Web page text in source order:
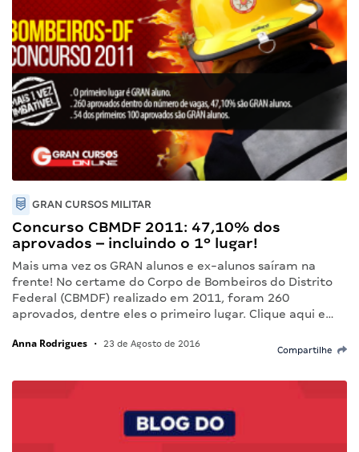
GRAN CURSOS MILITAR
Concurso CBMDF 2011: 47,10% dos
aprovados – incluindo o 1º lugar!
Mais uma vez os GRAN alunos e ex-alunos saíram na
frente! No certame do Corpo de Bombeiros do Distrito
Federal (CBMDF) realizado em 2011, foram 260
aprovados, dentre eles o primeiro lugar. Clique aqui e…
Anna Rodrigues • 23 de Agosto de 2016
Compartilhe